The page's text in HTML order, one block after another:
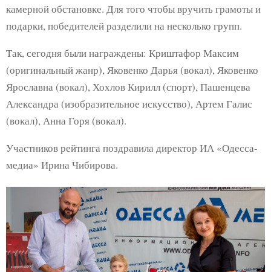
камерной обстановке. Для того чтобы вручить грамоты и
подарки, победителей разделили на несколько групп.
Так, сегодня были награждены: Криштафор Максим
(оригинальный жанр), Яковенко Дарья (вокал), Яковенко
Ярославна (вокал), Хохлов Кирилл (спорт), Пашенцева
Александра (изобразительное искусство), Артем Галис
(вокал), Анна Горя (вокал).
Участников рейтинга поздравила директор ИА «Одесса-
медиа» Ирина Чибирова.